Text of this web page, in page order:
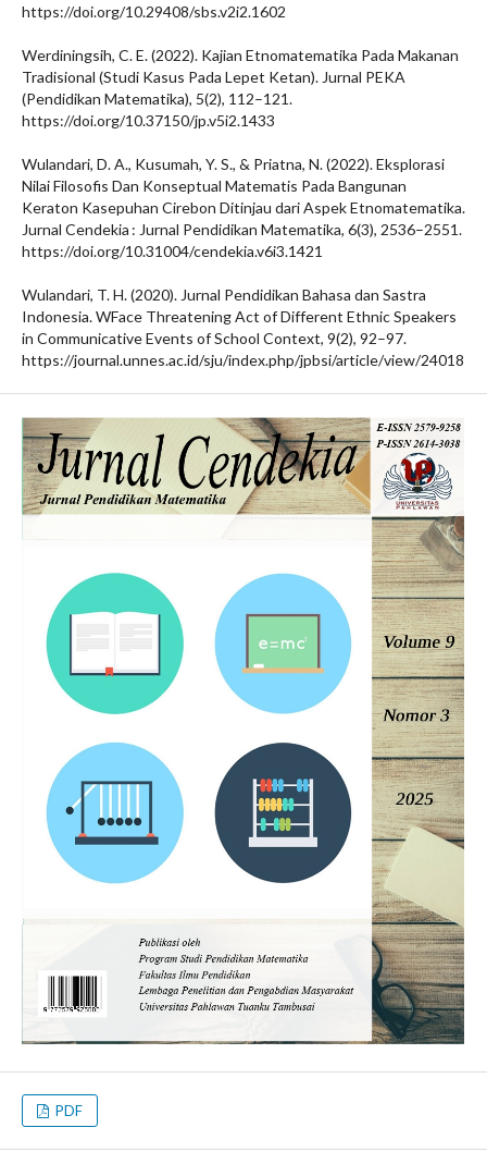
https://doi.org/10.29408/sbs.v2i2.1602
Werdiningsih, C. E. (2022). Kajian Etnomatematika Pada Makanan
Tradisional (Studi Kasus Pada Lepet Ketan). Jurnal PEKA
(Pendidikan Matematika), 5(2), 112–121.
https://doi.org/10.37150/jp.v5i2.1433
Wulandari, D. A., Kusumah, Y. S., & Priatna, N. (2022). Eksplorasi
Nilai Filosofis Dan Konseptual Matematis Pada Bangunan
Keraton Kasepuhan Cirebon Ditinjau dari Aspek Etnomatematika.
Jurnal Cendekia : Jurnal Pendidikan Matematika, 6(3), 2536–2551.
https://doi.org/10.31004/cendekia.v6i3.1421
Wulandari, T. H. (2020). Jurnal Pendidikan Bahasa dan Sastra
Indonesia. WFace Threatening Act of Different Ethnic Speakers
in Communicative Events of School Context, 9(2), 92–97.
https://journal.unnes.ac.id/sju/index.php/jpbsi/article/view/24018
PDF